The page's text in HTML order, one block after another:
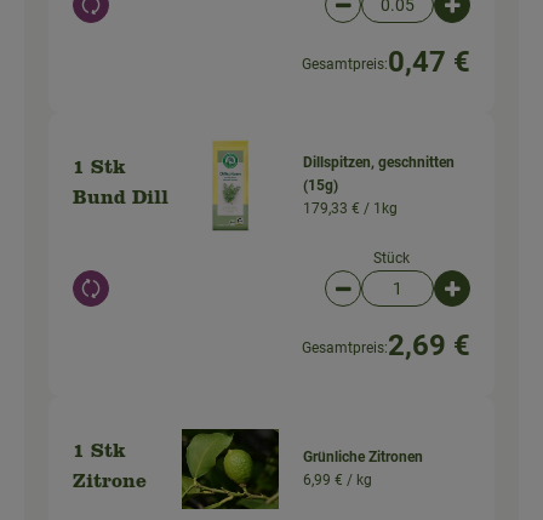
Auswahl ändern Artikelanzahl
Gesamtpreis:0,47 €
1 Stk
Bund Dill
Auswahl ändern
Dillspitzen, geschnitten
(15g)
179,33 € / 1kg
Stück
Artikelanzahl
Gesamtpreis:2,69 €
1 Stk
Zitrone
Grünliche Zitronen
6,99 € / kg